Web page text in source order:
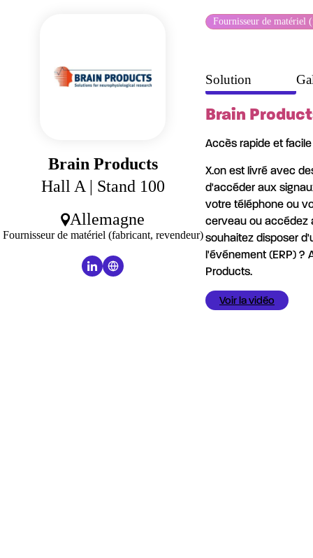
Brain Products
Hall A | Stand 100
Allemagne
Fournisseur de matériel (fabricant, revendeur)
Fournisseur de matériel
Solution
Brain
Accès rapide et
X.on est livré avec
d'accéder aux
votre téléphone ou
cerveau ou accédez
souhaitez disposer
l'événement (ERP) ?
Products.
Voir la vidéo